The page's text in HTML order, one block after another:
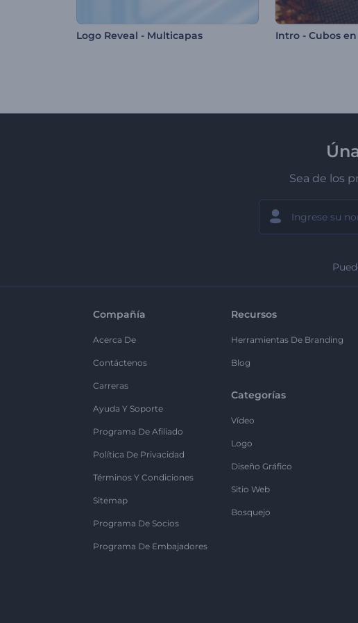
Logo Reveal - Multicapas Intro - Cubos
Sea de los
Compañía
Acerca De
Contáctenos
Carreras
Ayuda Y Soporte
Programa De Afiliado
Política De Privacidad
Términos Y Condiciones
Sitemap
Programa De Socios
Programa De Embajadores
Recursos
Herramientas De Branding
Blog
Categorías
Vídeo
Logo
Diseño Gráfico
Sitio Web
Bosquejo